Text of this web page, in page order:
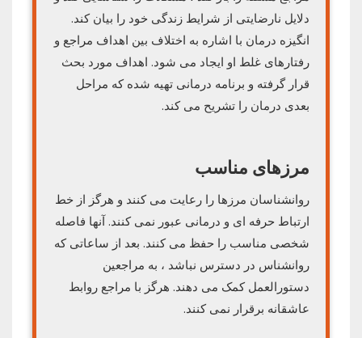
دلایل نارضایتی از شرایط زندگی خود را بیان کند.
انگیزه درمان با اشاره به اختلاف بین اهداف مراجع و
رفتارهای غلط او ایجاد می شود. اهداف مورد بحث
قرار گرفته و برنامه درمانی تهیه شده که مراحل
بعدی درمان را تشریح می کند.
مرزهای مناسب
روانشناسان مرزها را رعایت می کنند و هرگز از خط
ارتباط حرفه ای و درمانی عبور نمی کنند. آنها فاصله
شخصی مناسب را حفظ می کنند. بعد از ساعاتی که
روانشناس در دسترس نباشد ، به مراجعین
دستورالعمل کمک می دهند. هرگز با مراجع روابط
عاشقانه برقرار نمی کنند.